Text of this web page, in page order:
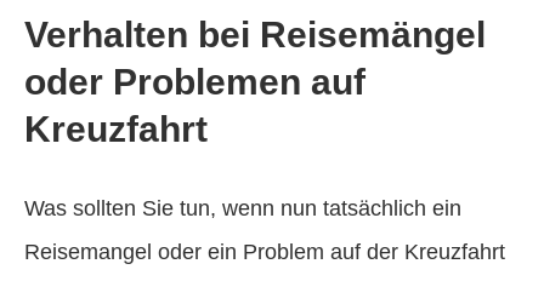
Verhalten bei Reisemängel
oder Problemen auf
Kreuzfahrt
Was sollten Sie tun, wenn nun tatsächlich ein
Reisemangel oder ein Problem auf der Kreuzfahrt